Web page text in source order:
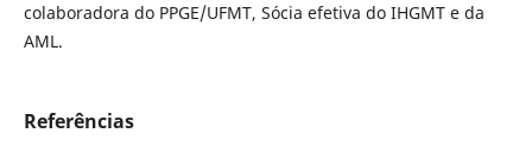
colaboradora do PPGE/UFMT, Sócia efetiva do IHGMT e da
AML.
Referências